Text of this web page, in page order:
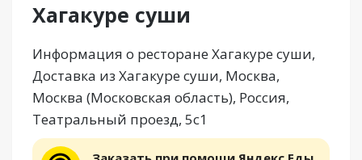
Хагакуре суши
Информация о ресторане Хагакуре суши,
Доставка из Хагакуре суши, Москва,
Москва (Московская область), Россия,
Театральный проезд, 5с1